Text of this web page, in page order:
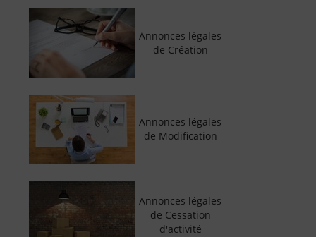
Annonces légales
de Création
Annonces légales
de Modification
Annonces légales
de Cessation
d'activité